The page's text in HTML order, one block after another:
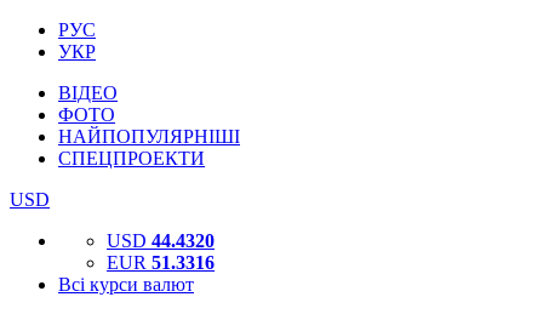
РУС
УКР
ВІДЕО
ФОТО
НАЙПОПУЛЯРНІШІ
СПЕЦПРОЕКТИ
USD
USD 44.4320
EUR 51.3316
Всі курси валют